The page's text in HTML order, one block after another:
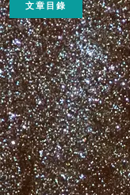
文章目錄